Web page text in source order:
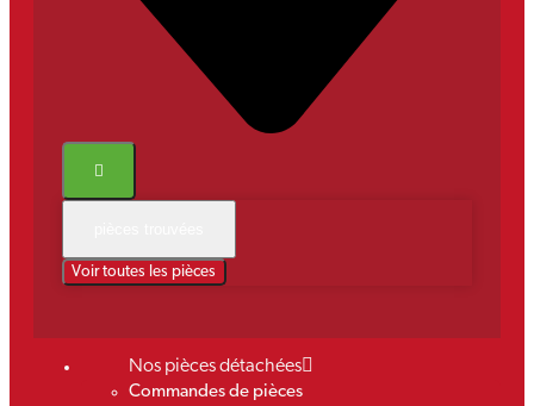
Voir toutes les pièces
Nos pièces détachées
Commandes de pièces